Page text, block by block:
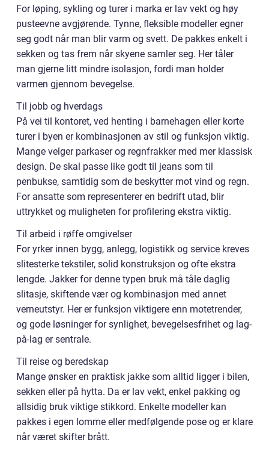
For løping, sykling og turer i marka er lav vekt og høy
pusteevne avgjørende. Tynne, fleksible modeller egner
seg godt når man blir varm og svett. De pakkes enkelt i
sekken og tas frem når skyene samler seg. Her tåler
man gjerne litt mindre isolasjon, fordi man holder
varmen gjennom bevegelse.
Til jobb og hverdags
På vei til kontoret, ved henting i barnehagen eller korte
turer i byen er kombinasjonen av stil og funksjon viktig.
Mange velger parkaser og regnfrakker med mer klassisk
design. De skal passe like godt til jeans som til
penbukse, samtidig som de beskytter mot vind og regn.
For ansatte som representerer en bedrift utad, blir
uttrykket og muligheten for profilering ekstra viktig.
Til arbeid i røffe omgivelser
For yrker innen bygg, anlegg, logistikk og service kreves
slitesterke tekstiler, solid konstruksjon og ofte ekstra
lengde. Jakker for denne typen bruk må tåle daglig
slitasje, skiftende vær og kombinasjon med annet
verneutstyr. Her er funksjon viktigere enn motetrender,
og gode løsninger for synlighet, bevegelsesfrihet og lag-
på-lag er sentrale.
Til reise og beredskap
Mange ønsker en praktisk jakke som alltid ligger i bilen,
sekken eller på hytta. Da er lav vekt, enkel pakking og
allsidig bruk viktige stikkord. Enkelte modeller kan
pakkes i egen lomme eller medfølgende pose og er klare
når været skifter brått.